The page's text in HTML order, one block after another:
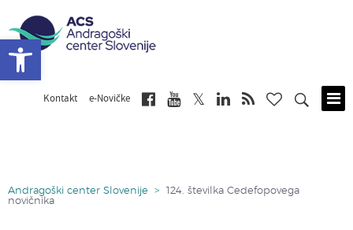
Kontakt e-Novičke
Andragoški center Slovenije >
124. številka Cedefopovega
novičnika
Open toolbar